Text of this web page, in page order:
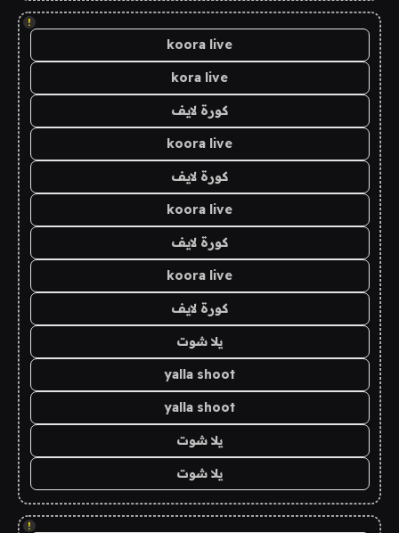
!
koora live
kora live
كورة لايف
koora live
كورة لايف
koora live
كورة لايف
koora live
كورة لايف
يلا شوت
yalla shoot
yalla shoot
يلا شوت
يلا شوت
!